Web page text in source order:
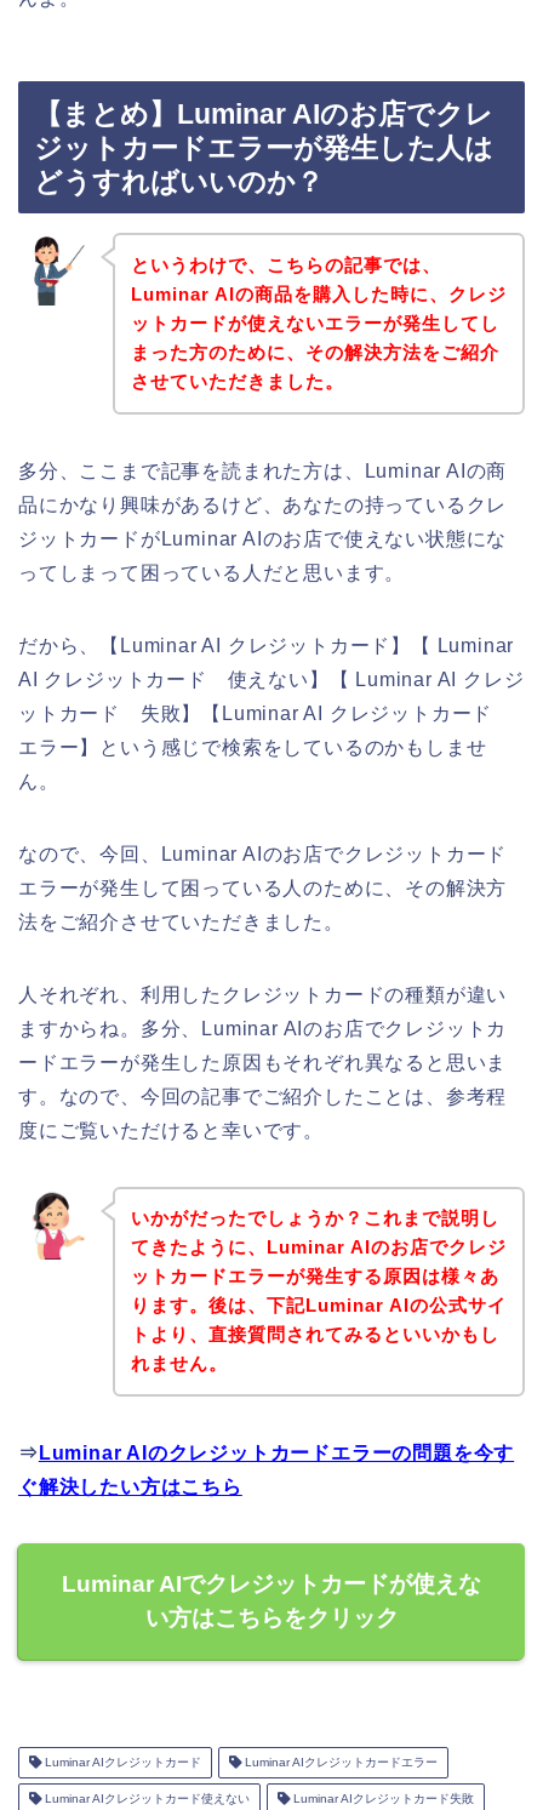
【まとめ】Luminar AIのお店でクレ
ジットカードエラーが発生した人は
どうすればいいのか？
というわけで、こちらの記事では、
Luminar AIの商品を購入した時に、クレジ
ットカードが使えないエラーが発生してし
まった方のために、その解決方法をご紹介
させていただきました。
多分、ここまで記事を読まれた方は、Luminar AIの商
品にかなり興味があるけど、あなたの持っているクレ
ジットカードがLuminar AIのお店で使えない状態にな
ってしまって困っている人だと思います。
だから、【Luminar AI クレジットカード】【 Luminar
AI クレジットカード 使えない】【 Luminar AI クレジ
ットカード 失敗】【Luminar AI クレジットカード
エラー】という感じで検索をしているのかもしませ
ん。
なので、今回、Luminar AIのお店でクレジットカード
エラーが発生して困っている人のために、その解決方
法をご紹介させていただきました。
人それぞれ、利用したクレジットカードの種類が違い
ますからね。多分、Luminar AIのお店でクレジットカ
ードエラーが発生した原因もそれぞれ異なると思いま
す。なので、今回の記事でご紹介したことは、参考程
度にご覧いただけると幸いです。
いかがだったでしょうか？これまで説明し
てきたように、Luminar AIのお店でクレジ
ットカードエラーが発生する原因は様々あ
ります。後は、下記Luminar AIの公式サイ
トより、直接質問されてみるといいかもし
れません。
⇒ Luminar AIのクレジットカードエラーの問題を今す
ぐ解決したい方はこちら
Luminar AIでクレジットカードが使えな
い方はこちらをクリック
Luminar AIクレジットカード Luminar AIクレジットカードエラー
Luminar AIクレジットカード使えない Luminar AIクレジットカード失敗